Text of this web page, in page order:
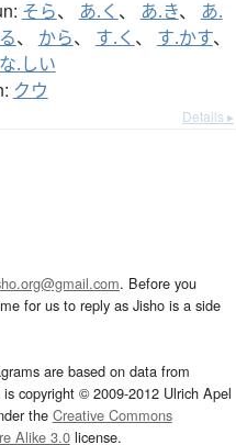
そら、 あ.く 、 あ.き、 あ.
、 から、 す.く 、 す.かす、
.しい
クウ
Details ▸
. Before you
for us to reply as Jisho is a side
are based on data from
is copyright © 2009-2012 Ulrich Apel
the Creative Commons
Alike 3.0license.